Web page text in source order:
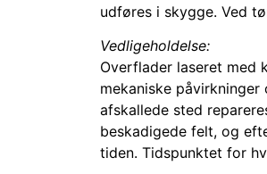
udføres i skygge. Ved
Vedligeholdelse:
Overflader laseret med
mekaniske
afskallede sted
beskadigede felt, og
tiden. Tidspunktet for